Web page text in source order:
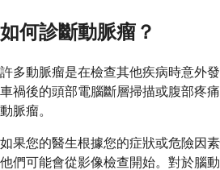
如何診斷動脈瘤？
許多動脈瘤是在檢查其他疾病時意外
車禍後的頭部電腦斷層掃描或腹部疼
動脈瘤。
如果您的醫生根據您的症狀或危險因
他們可能會從影像檢查開始。對於腦